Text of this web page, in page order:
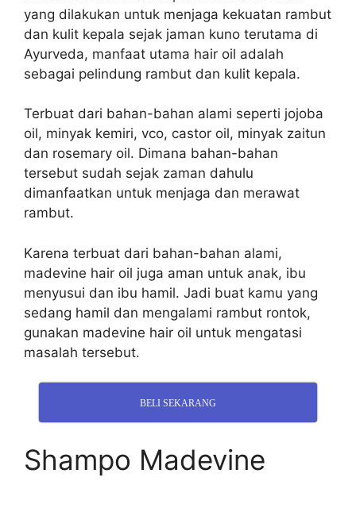
yang dilakukan untuk menjaga kekuatan rambut
dan kulit kepala sejak jaman kuno terutama di
Ayurveda, manfaat utama hair oil adalah
sebagai pelindung rambut dan kulit kepala.
Terbuat dari bahan-bahan alami seperti jojoba
oil, minyak kemiri, vco, castor oil, minyak zaitun
dan rosemary oil. Dimana bahan-bahan
tersebut sudah sejak zaman dahulu
dimanfaatkan untuk menjaga dan merawat
rambut.
Karena terbuat dari bahan-bahan alami,
madevine hair oil juga aman untuk anak, ibu
menyusui dan ibu hamil. Jadi buat kamu yang
sedang hamil dan mengalami rambut rontok,
gunakan madevine hair oil untuk mengatasi
masalah tersebut.
BELI SEKARANG
Shampo Madevine